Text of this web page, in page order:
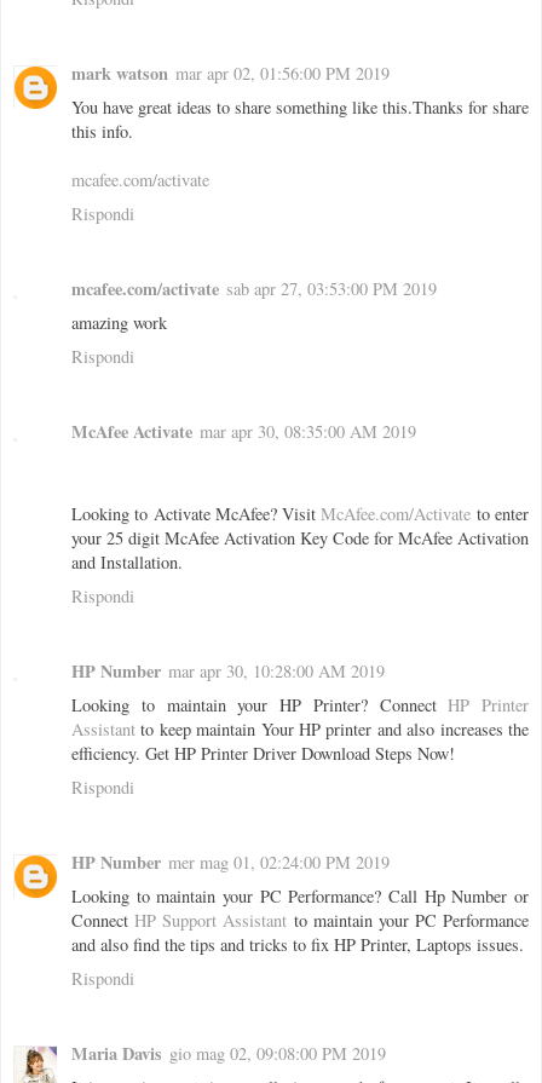
mark watson mar apr 02, 01:56:00 PM 2019
You have great ideas to share something like this.Thanks for share
this info.
mcafee.com/activate
Rispondi
mcafee.com/activate sab apr 27, 03:53:00 PM 2019
amazing work
Rispondi
McAfee Activate mar apr 30, 08:35:00 AM 2019
Looking to Activate McAfee? VisitMcAfee.com/Activate to enter
your 25 digit McAfee Activation Key Code for McAfee Activation
and Installation.
Rispondi
HP Number mar apr 30, 10:28:00 AM 2019
Looking to maintain your HP Printer? ConnectHP Printer
Assistant to keep maintain Your HP printer and also increases the
efficiency. Get HP Printer Driver Download Steps Now!
Rispondi
HP Number mer mag 01, 02:24:00 PM 2019
Looking to maintain your PC Performance? Call Hp Number or
ConnectHP Support Assistant to maintain your PC Performance
and also find the tips and tricks to fix HP Printer, Laptops issues.
Rispondi
Maria Davis gio mag 02, 09:08:00 PM 2019